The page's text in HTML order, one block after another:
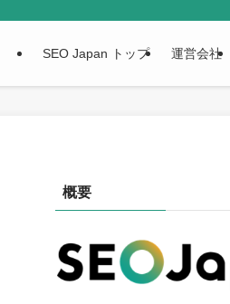
SEO Japan トップ 運営会社
概要